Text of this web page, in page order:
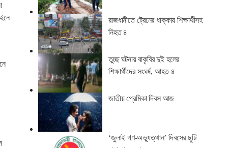
রাজধানীতে ট্রেনের ধাক্কায় শিক্ষার্থীসহ
নিহত ৪
তুচ্ছ ঘটনায় বাকৃবির দুই হলের
শিক্ষার্থীদের সংঘর্ষ, আহত ৪
জাতীয় প্রেমিকা দিবস আজ
‘জুলাই গণ-অভ্যুত্থান’ দিবসের ছুটি